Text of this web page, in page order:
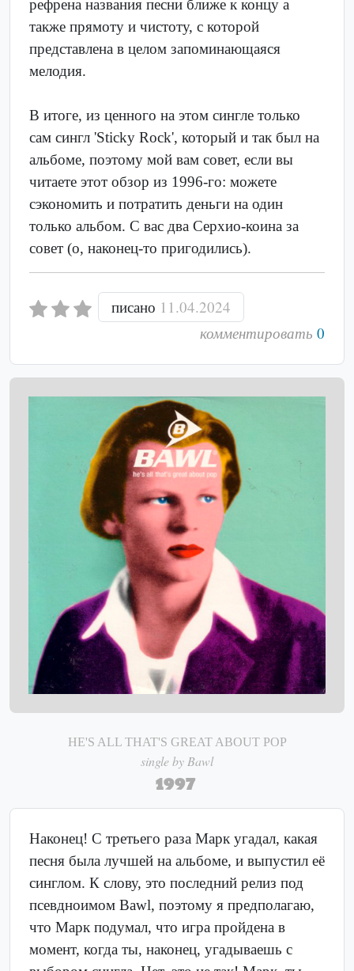
рефрена названия песни ближе к концу а
также прямоту и чистоту, с которой
представлена в целом запоминающаяся
мелодия.
В итоге, из ценного на этом сингле только
сам сингл 'Sticky Rock', который и так был на
альбоме, поэтому мой вам совет, если вы
читаете этот обзор из 1996-го: можете
сэкономить и потратить деньги на один
только альбом. С вас два Серхио-коина за
совет (о, наконец-то пригодились).
писано 11.04.2024
комментировать 0
HE'S ALL THAT'S GREAT ABOUT POP
single by Bawl
1997
Наконец! С третьего раза Марк угадал, какая
песня была лучшей на альбоме, и выпустил её
синглом. К слову, это последний релиз под
псевдноимом Bawl, поэтому я предполагаю,
что Марк подумал, что игра пройдена в
момент, когда ты, наконец, угадываешь с